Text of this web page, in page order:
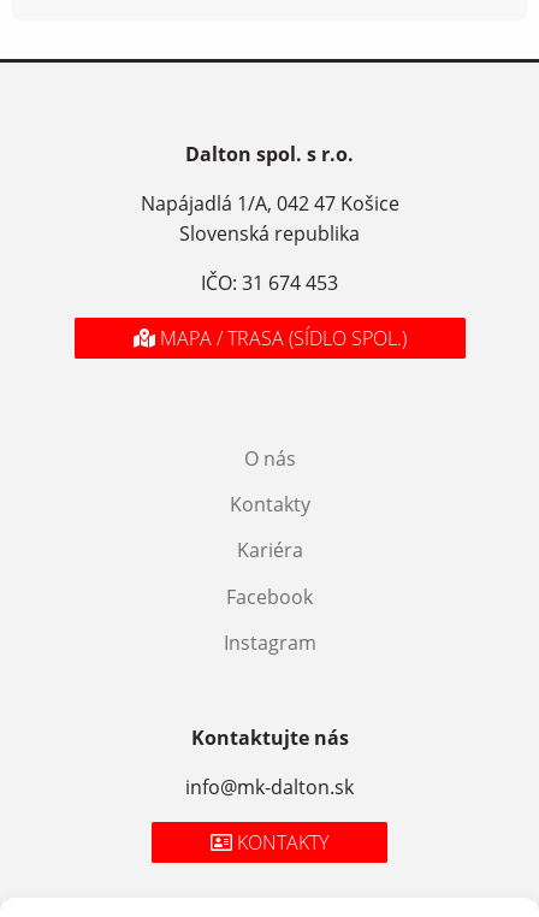
Dalton spol. s r.o.
Napájadlá 1/A, 042 47 Košice
Slovenská republika
IČO: 31 674 453
MAPA / TRASA (SÍDLO SPOL.)
O nás
Kontakty
Kariéra
Facebook
Instagram
Kontaktujte nás
info@mk-dalton.sk
KONTAKTY